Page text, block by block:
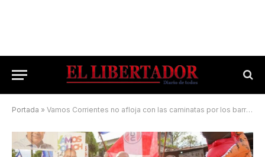
Portada » Vamos Corrientes no afloja con las caminatas por los barrios